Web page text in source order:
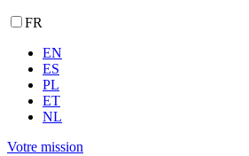
FR
EN
ES
PL
ET
NL
Votre mission